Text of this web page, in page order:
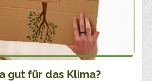
gut für das Klima?